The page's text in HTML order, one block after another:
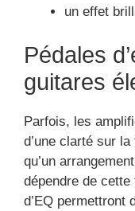
un effet
Pédales
guitares
Parfois, les
d’une clarté sur
qu’un
dépendre de
d’EQ permettront